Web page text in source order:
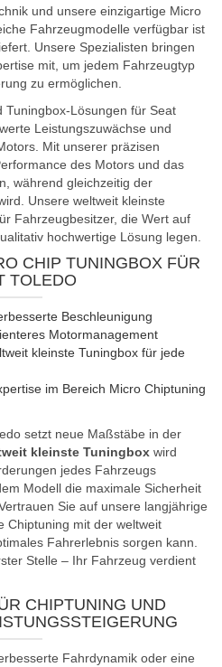
und unsere einzigartige Micro
Fahrzeugmodelle verfügbar ist
Unsere Spezialisten bringen
mit, um jedem Fahrzeugtyp
zu ermöglichen.
Tuningbox-Lösungen für Seat
Leistungszuwächse und
Mit unserer präzisen
des Motors und das
während gleichzeitig der
Unsere weltweit kleinste
Fahrzeugbesitzer, die Wert auf
hochwertige Lösung legen.
CHIP TUNINGBOX FÜR
TOLEDO
Beschleunigung
Motormanagement
kleinste Tuningbox für jede
im Bereich Micro Chiptuning
setzt neue Maßstäbe in der
kleinste Tuningbox wird
jedes Fahrzeugs
Modell die maximale Sicherheit
Sie auf unsere langjährige
Chiptuning mit der weltweit
Fahrerlebnis sorgen kann.
Stelle – Ihr Fahrzeug verdient
CHIPTUNING UND
Fahrdynamik oder eine